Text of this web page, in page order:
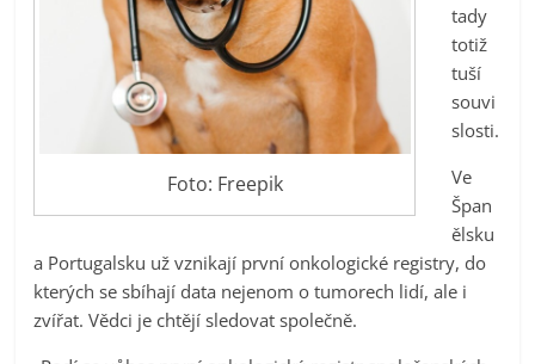
Foto: Freepik
tady
totiž
tuší
souvi
slosti.
Ve
Špan
ělsku
a Portugalsku už vznikají první onkologické registry, do
kterých se sbíhají data nejenom o tumorech lidí, ale i
zvířat. Vědci je chtějí sledovat společně.